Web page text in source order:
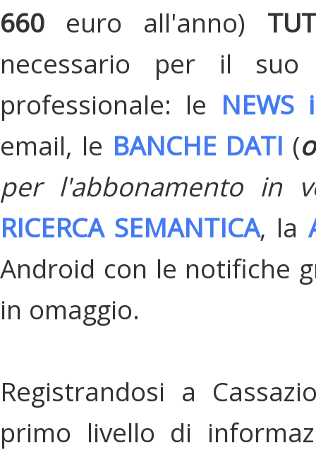
660 euro all'anno)
necessario per il suo
professionale: le
email, le BANCHE DATI (
per l'abbonamento in
RICERCA SEMANTICA, la
Android con le notifiche
in omaggio.
Registrandosi a
primo livello di